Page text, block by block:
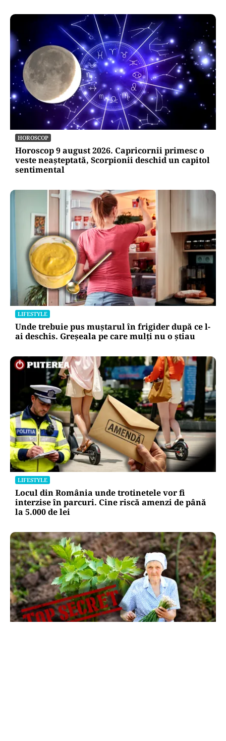
HOROSCOP
Horoscop 9 august 2026. Capricornii primesc o
veste neașteptată, Scorpionii deschid un capitol
sentimental
LIFESTYLE
Unde trebuie pus muștarul în frigider după ce l-
ai deschis. Greșeala pe care mulți nu o știau
LIFESTYLE
Locul din România unde trotinetele vor fi
interzise în parcuri. Cine riscă amenzi de până
la 5.000 de lei